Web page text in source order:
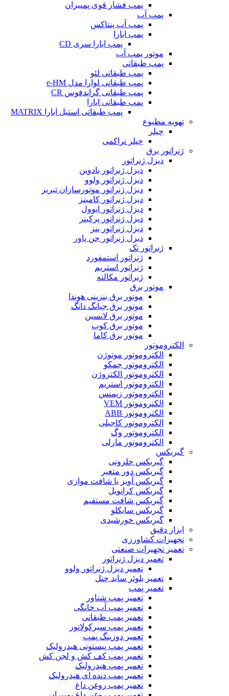
پمپ فشار قوی پمپیران
پمپ آب
پمپ آب پنتاکس
پمپ ابارا
پمپ ابارا سری CD
موتور پمپ آب
پمپ طبقاتی
پمپ طبقاتی لئو
پمپ طبقاتی لوارا مدل e-HM
پمپ طبقاتی گراندفوس CR
پمپ طبقاتی ابارا
پمپ طبقاتی استیل ابارا MATRIX
تهویه مطبوع
چیلر
چیلر تراکمی
ژنراتور برق
دیزل ژنراتور
دیزل ژنراتور بادوین
دیزل ژنراتور ولوو
دیزل ژنراتور موتورسازان تبریز
دیزل ژنراتور کامینز
دیزل ژنراتور ایوول
دیزل ژنراتور پرکینز
دیزل ژنراتور بنز
دیزل ژنراتور جن پاور
ژنراتور تک
ژنراتور استمفورد
ژنراتور استریم
ژنراتور مکالته
موتور برق
موتور برق بنزینی هوندا
موتور برق جیانگ دانگ
موتور برق لانسین
موتور برق کوپ
موتور برق کاما
الکتروموتور
الکتروموتور موتوژن
الکتروموتور جمکو
الکتروموتور الکتروژن
الکتروموتور استریم
الکتروموتور زیمنس
الکتروموتور VEM
الکتروموتور ABB
الکتروموتور کاجیلی
الکتروموتور وگ
الکتروموتور مارلی
گیربکس
گیربکس حلزونی
گیربکس دور متغیر
گیربکس آویز یا شافت موازی
گیربکس کرانویل
گیربکس شافت مستقیم
گیربکس سایکلو
گیربکس خورشیدی
ابزار دقیق
تجهیزات کشاورزی
تعمیر تجهیزات صنعتی
تعمیر دیزل ژنراتور
تعمیر دیزل ژنراتور ولوو
تعمیر بلوئر ساید چنل
تعمیر پمپ
تعمیر پمپ شناور
تعمیر پمپ آب خانگی
تعمیر پمپ طبقاتی
تعمیر پمپ سیرکولاتور
تعمیر دوزینگ پمپ
تعمیر پمپ پیستونی هیدرولیک
تعمیر پمپ کف کش و لجن کش
تعمیر پمپ هیدرولیک
تعمیر پمپ دنده ای هیدرولیک
تعمیر پمپ روغن داغ